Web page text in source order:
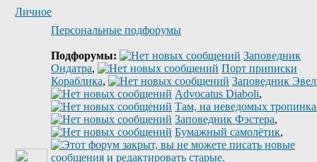
Личное
Персональные подфорумы
Подфорумы:
Заповедник
Ондатра,
Порт приписки
Кораблика,
Заповедник
Advocatus Diaboli,
Там, на неведомых
Заповедник Фэстера,
Бумажный самолётик,